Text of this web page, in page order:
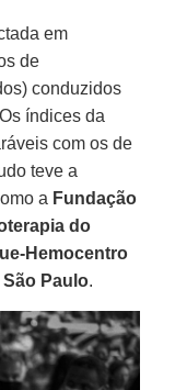
em
de
conduzidos
índices da
com os de
teve a
a Fundação
do
Hemocentro
Paulo.